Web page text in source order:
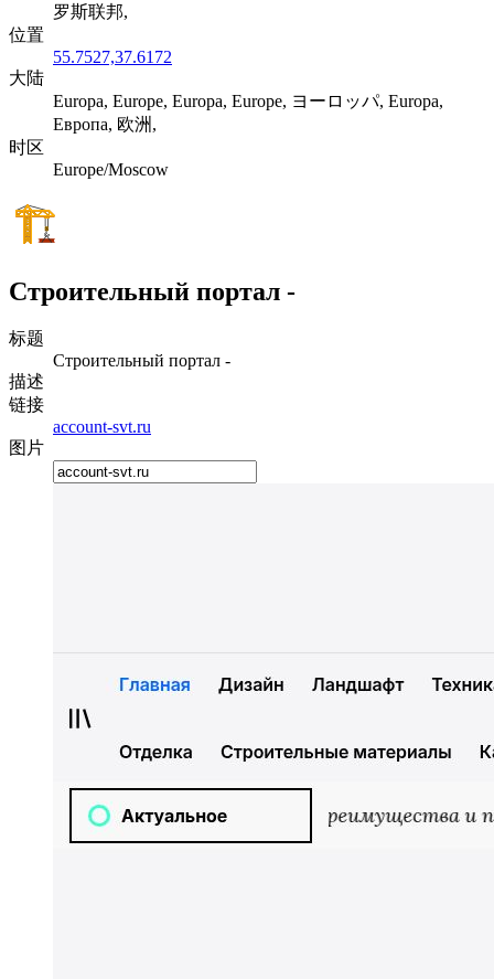
罗斯联邦,
位置
55.7527,37.6172
大陆
Europa, Europe, Europa, Europe, ヨーロッパ, Europa,
Европа, 欧洲,
时区
Europe/Moscow
Строительный портал -
标题
Строительный портал -
描述
链接
account-svt.ru
图片